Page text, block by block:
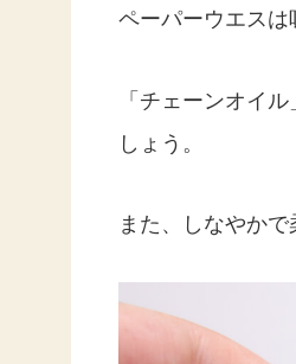
ペーパーウエスは
「チェーンオイ
しょう。
また、しなやか